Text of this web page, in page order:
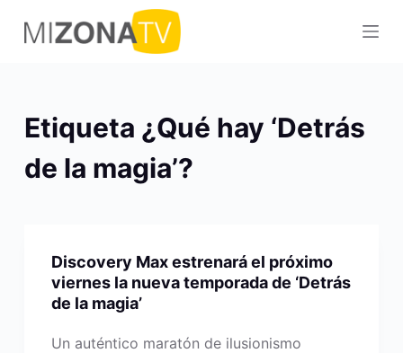
S
a
aEtiqueta ¿Qué hay ‘Detrás
de la magia’?
Discovery Max estrenará el próximo
viernes la nueva temporada de ‘Detrás
de la magia’
Un auténtico maratón de ilusionismo